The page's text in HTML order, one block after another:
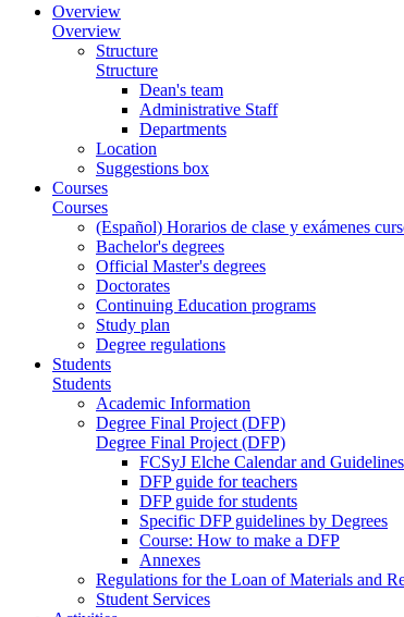
Overview
Overview
Structure
Structure
Dean's team
Administrative Staff
Departments
Location
Suggestions box
Courses
Courses
(Español) Horarios de clase y exámenes
Bachelor's degrees
Official Master's degrees
Doctorates
Continuing Education programs
Study plan
Degree regulations
Students
Students
Academic Information
Degree Final Project (DFP)
Degree Final Project (DFP)
FCSyJ Elche Calendar and Guidelines
DFP guide for teachers
DFP guide for students
Specific DFP guidelines by Degrees
Course: How to make a DFP
Annexes
Regulations for the Loan of Materials and
Student Services